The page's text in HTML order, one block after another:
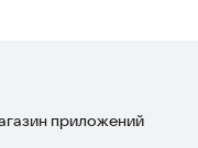
вещи запрещены;
приложений